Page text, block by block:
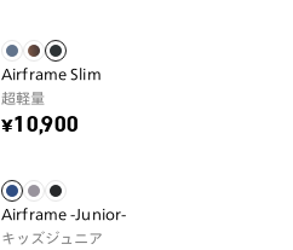
Airframe Slim
超軽量
¥10,900
Airframe -Junior-
キッズジュニア